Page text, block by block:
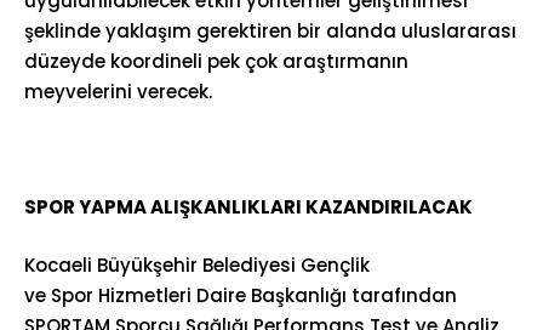
şeklinde yaklaşım gerektiren bir alanda uluslararası
düzeyde koordineli pek çok araştırmanın
meyvelerini verecek.
SPOR YAPMA ALIŞKANLIKLARI KAZANDIRILACAK
Kocaeli Büyükşehir Belediyesi Gençlik
ve Spor Hizmetleri Daire Başkanlığı tarafından